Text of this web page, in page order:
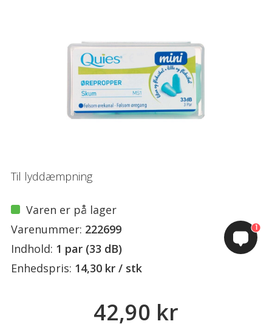
Til lyddæmpning
Varen er på lager
Varenummer: 222699
Indhold: 1 par (33 dB)
Enhedspris: 14,30 kr / stk
42,90 kr
1